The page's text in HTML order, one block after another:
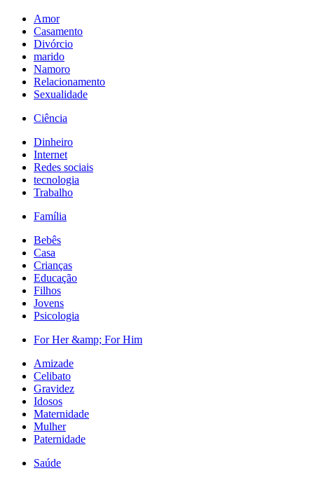
Amor
Casamento
Divórcio
marido
Namoro
Relacionamento
Sexualidade
Ciência
Dinheiro
Internet
Redes sociais
tecnologia
Trabalho
Família
Bebês
Casa
Crianças
Educação
Filhos
Jovens
Psicologia
For Her &amp; For Him
Amizade
Celibato
Gravidez
Idosos
Maternidade
Mulher
Paternidade
Saúde